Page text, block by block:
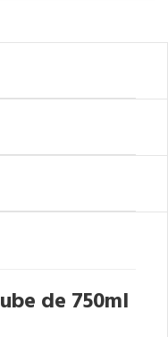
de 750ml